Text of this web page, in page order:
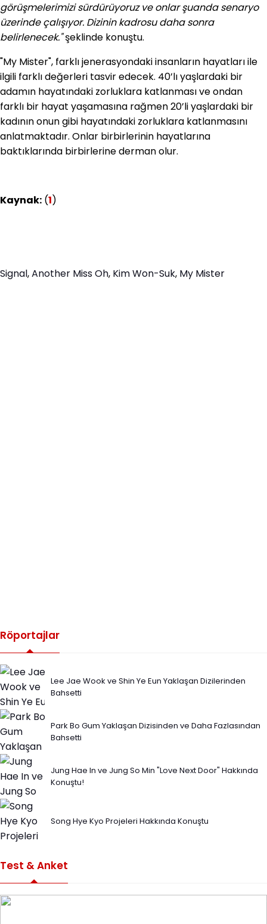
görüşmelerimizi sürdürüyoruz ve onlar şuanda senaryo
üzerinde çalışıyor. Dizinin kadrosu daha sonra
belirlenecek."şeklinde konuştu.
"My Mister", farklı jenerasyondaki insanların hayatları ile
ilgili farklı değerleri tasvir edecek. 40’lı yaşlardaki bir
adamın hayatındaki zorluklara katlanması ve ondan
farklı bir hayat yaşamasına rağmen 20’li yaşlardaki bir
kadının onun gibi hayatındaki zorluklara katlanmasını
anlatmaktadır. Onlar birbirlerinin hayatlarına
baktıklarında birbirlerine derman olur.
Kaynak: (1)
Signal,Another Miss Oh, Kim Won-Suk, My Mister
Röportajlar
Lee Jae Wook ve Shin Ye Eun Yaklaşan Dizilerinden
Bahsetti
Park Bo Gum Yaklaşan Dizisinden ve Daha Fazlasından
Bahsetti
Jung Hae In ve Jung So Min "Love Next Door" Hakkında
Konuştu!
Song Hye Kyo Projeleri Hakkında Konuştu
Test & Anket